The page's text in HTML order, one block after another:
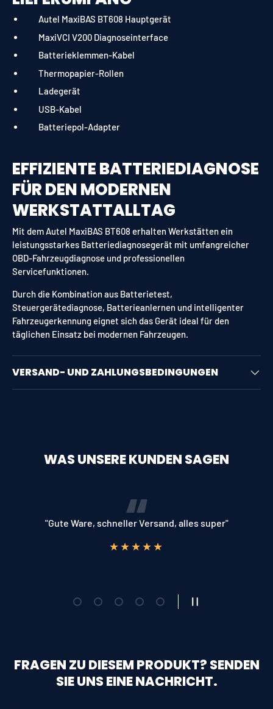
Autel MaxiBAS BT608 Hauptgerät
MaxiVCI V200 Diagnoseinterface
Batterieklemmen-Kabel
Thermopapier-Rollen
Ladegerät
USB-Kabel
Batteriepol-Adapter
EFFIZIENTE BATTERIEDIAGNOSE
FÜR DEN MODERNEN
WERKSTATTALLTAG
Mit dem Autel MaxiBAS BT608 erhalten Werkstätten ein
leistungsstarkes Batteriediagnosegerät mit umfangreicher
OBD-Fahrzeugdiagnose und professionellen
Servicefunktionen.
Durch die Kombination aus Batterietest,
Steuergerätediagnose, Batterieanlernen und intelligenter
Fahrzeugerkennung eignet sich das Gerät ideal für den
täglichen Einsatz bei modernen Fahrzeugen.
VERSAND- UND ZAHLUNGSBEDINGUNGEN
WAS UNSERE KUNDEN SAGEN
"Gute Ware, schneller Versand, alles super"
★★★★★
Folie laden 1 von 5
Folie laden 2 von 5
Folie laden 3 von 5
Folie laden 4 von 5
Folie laden 5 von 5Slideshow pausieren
FRAGEN ZU DIESEM PRODUKT? SENDEN
SIE UNS EINE NACHRICHT.